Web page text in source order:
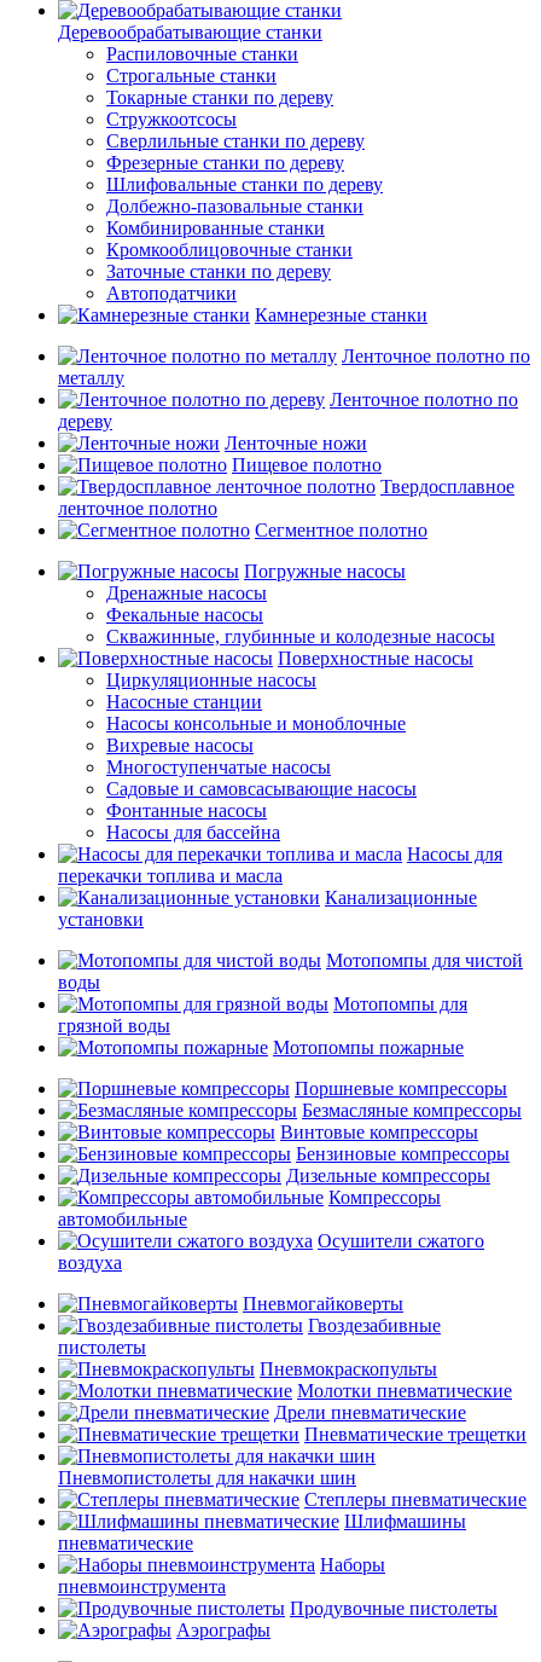
Деревообрабатывающие станки
Распиловочные станки
Строгальные станки
Токарные станки по дереву
Стружкоотсосы
Сверлильные станки по дереву
Фрезерные станки по дереву
Шлифовальные станки по дереву
Долбежно-пазовальные станки
Комбинированные станки
Кромкооблицовочные станки
Заточные станки по дереву
Автоподатчики
Камнерезные станки
Ленточное полотно по
металлу
Ленточное полотно по
дереву
Ленточные ножи
Пищевое полотно
Твердосплавное
ленточное полотно
Сегментное полотно
Погружные насосы
Дренажные насосы
Фекальные насосы
Скважинные, глубинные и колодезные насосы
Поверхностные насосы
Циркуляционные насосы
Насосные станции
Насосы консольные и моноблочные
Вихревые насосы
Многоступенчатые насосы
Садовые и самовсасывающие насосы
Фонтанные насосы
Насосы для бассейна
Насосы для
перекачки топлива и масла
Канализационные
установки
Мотопомпы для чистой
воды
Мотопомпы для
грязной воды
Мотопомпы пожарные
Поршневые компрессоры
Безмасляные компрессоры
Винтовые компрессоры
Бензиновые компрессоры
Дизельные компрессоры
Компрессоры
автомобильные
Осушители сжатого
воздуха
Пневмогайковерты
Гвоздезабивные
пистолеты
Пневмокраскопульты
Молотки пневматические
Дрели пневматические
Пневматические трещетки
Пневмопистолеты для накачки шин
Степлеры пневматические
Шлифмашины
пневматические
Наборы
пневмоинструмента
Продувочные пистолеты
Аэрографы